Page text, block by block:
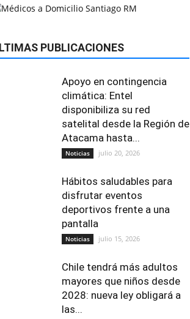
PUBLICACIONES
Apoyo en contingencia
climática: Entel
disponibiliza su red
satelital desde la Región de
Atacama hasta...
Noticias julio 20, 2026
Hábitos saludables para
disfrutar eventos
deportivos frente a una
pantalla
Noticias julio 15, 2026
Chile tendrá más adultos
mayores que niños desde
2028: nueva ley obligará a
las...